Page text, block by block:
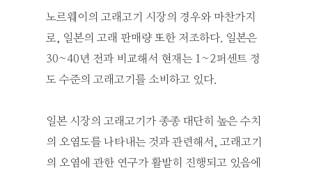
노르웨이의 고래고기 시장의 경우와 마찬가지
로, 일본의 고래 판매량 또한 저조하다. 일본은
30~40년 전과 비교해서 현재는 1~2퍼센트 정
도 수준의 고래고기를 소비하고 있다.
일본 시장의 고래고기가 종종 대단히 높은 수치
의 오염도를 나타내는 것과 관련해서, 고래고기
의 오염에 관한 연구가 활발히 진행되고 있음에